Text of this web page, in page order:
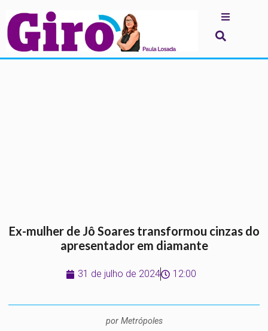
Ex-mulher de Jô Soares transformou cinzas do
apresentador em diamante
31 de julho de 2024 12:00
por Metrópoles